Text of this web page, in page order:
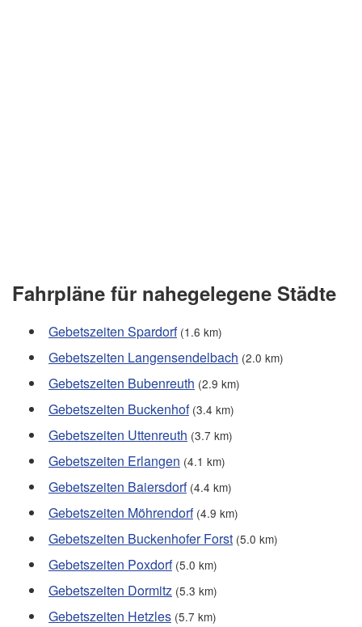
Fahrpläne für nahegelegene Städte
Gebetszeiten Spardorf (1.6 km)
Gebetszeiten Langensendelbach (2.0 km)
Gebetszeiten Bubenreuth (2.9 km)
Gebetszeiten Buckenhof (3.4 km)
Gebetszeiten Uttenreuth (3.7 km)
Gebetszeiten Erlangen (4.1 km)
Gebetszeiten Baiersdorf (4.4 km)
Gebetszeiten Möhrendorf (4.9 km)
Gebetszeiten Buckenhofer Forst (5.0 km)
Gebetszeiten Poxdorf (5.0 km)
Gebetszeiten Dormitz (5.3 km)
Gebetszeiten Hetzles (5.7 km)